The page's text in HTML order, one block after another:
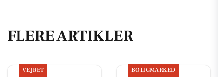
FLERE ARTIKLER
VEJRET BOLIGMARKED